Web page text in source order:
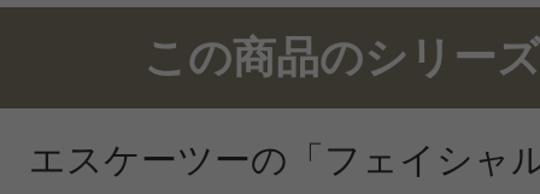
した。洗い上がりがとってもしっ
サッパリとして大好きな洗顔です。
この商品のシリー
エスケーツーの「フェイシャ